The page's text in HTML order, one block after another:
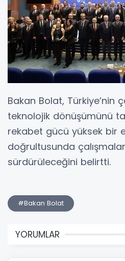
Bakan Bolat, Türkiye’nin
teknolojik dönüşümünü
rekabet gücü yüksek bir
doğrultusunda
sürdürüleceğini belirtti.
#Bakan Bolat
YORUMLAR